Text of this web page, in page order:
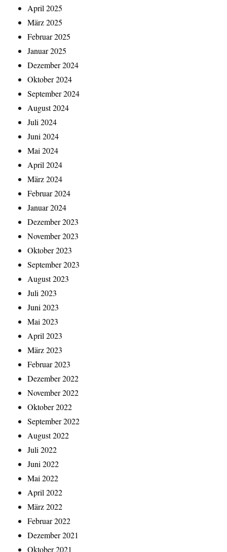
April 2025
März 2025
Februar 2025
Januar 2025
Dezember 2024
Oktober 2024
September 2024
August 2024
Juli 2024
Juni 2024
Mai 2024
April 2024
März 2024
Februar 2024
Januar 2024
Dezember 2023
November 2023
Oktober 2023
September 2023
August 2023
Juli 2023
Juni 2023
Mai 2023
April 2023
März 2023
Februar 2023
Dezember 2022
November 2022
Oktober 2022
September 2022
August 2022
Juli 2022
Juni 2022
Mai 2022
April 2022
März 2022
Februar 2022
Dezember 2021
Oktober 2021